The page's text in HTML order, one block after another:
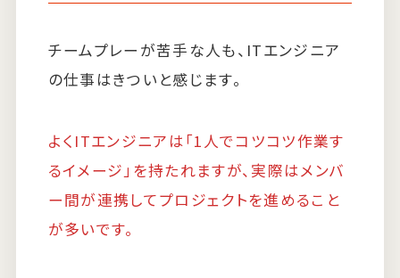
チームプレーが苦手な人も、ITエンジニア
の仕事はきついと感じます。
よくITエンジニアは「1人でコツコツ作業す
るイメージ」を持たれますが、実際はメンバ
ー間が連携してプロジェクトを進めること
が多いです。